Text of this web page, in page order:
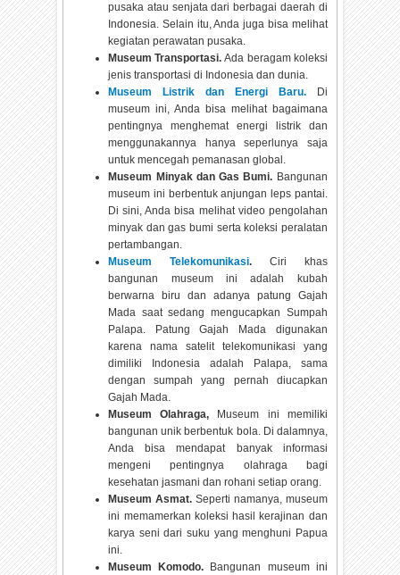
pusaka atau senjata dari berbagai daerah di
Indonesia. Selain itu, Anda juga bisa melihat
kegiatan perawatan pusaka.
Museum Transportasi.Ada beragam koleksi
jenis transportasi di Indonesia dan dunia.
Museum Listrik dan Energi Baru.
Di
museum ini, Anda bisa melihat bagaimana
pentingnya menghemat energi listrik dan
menggunakannya hanya seperlunya saja
untuk mencegah pemanasan global.
Museum Minyak dan Gas Bumi. Bangunan
museum ini berbentuk anjungan leps pantai.
Di sini, Anda bisa melihat video pengolahan
minyak dan gas bumi serta koleksi peralatan
pertambangan.
Museum Telekomunikasi. Ciri khas
bangunan museum ini adalah kubah
berwarna biru dan adanya patung Gajah
Mada saat sedang mengucapkan Sumpah
Palapa. Patung Gajah Mada digunakan
karena nama satelit telekomunikasi yang
dimiliki Indonesia adalah Palapa, sama
dengan sumpah yang pernah diucapkan
Gajah Mada.
Museum Olahraga, Museum ini memiliki
bangunan unik berbentuk bola. Di dalamnya,
Anda bisa mendapat banyak informasi
mengeni pentingnya olahraga bagi
kesehatan jasmani dan rohani setiap orang.
Museum Asmat. Seperti namanya, museum
ini memamerkan koleksi hasil kerajinan dan
karya seni dari suku yang menghuni Papua
ini.
Museum Komodo.
Bangunan museum ini